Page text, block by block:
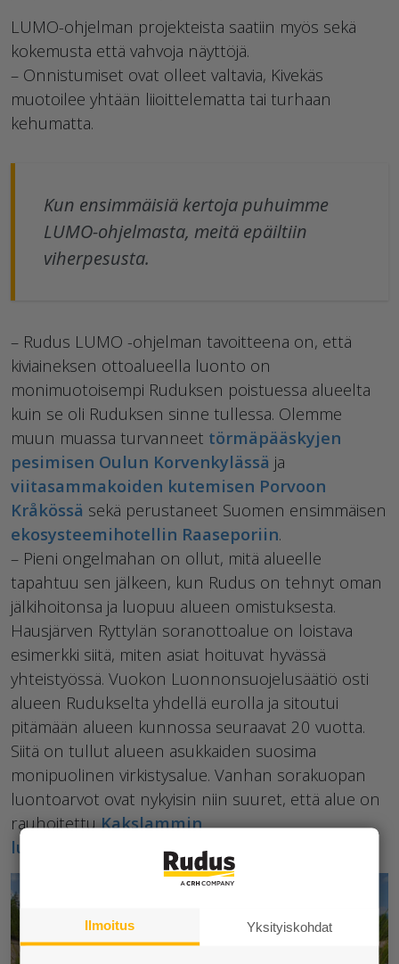
LUMO-ohjelman projekteista saatiin myös sekä
kokemusta että vahvoja näyttöjä.
– Onnistumiset ovat olleet valtavia, Kivekäs
muotoilee yhtään liioittelematta tai turhaan
kehumatta.
Kun ensimmäisiä kertoja puhuimme
LUMO-ohjelmasta, meitä epäiltiin
viherpesusta.
– Rudus LUMO -ohjelman tavoitteena on, että
kiviaineksen ottoalueella luonto on
monimuotoisempi Ruduksen poistuessa alueelta
kuin se oli Ruduksen sinne tullessa. Olemme
muun muassa turvanneet törmäpääskyjen
pesimisen Oulun Korvenkylässä ja
viitasammakoiden kutemisen Porvoon
Kråkössä sekä perustaneet Suomen ensimmäisen
ekosysteemihotellin Raaseporiin.
– Pieni ongelmahan on ollut, mitä alueelle
tapahtuu sen jälkeen, kun Rudus on tehnyt oman
jälkihoitonsa ja luopuu alueen omistuksesta.
Hausjärven Ryttylän soranottoalue on loistava
esimerkki siitä, miten asiat hoituvat hyvässä
yhteistyössä. Vuokon Luonnonsuojelusäätiö osti
alueen Rudukselta yhdellä eurolla ja sitoutui
pitämään alueen kunnossa seuraavat 20 vuotta.
Siitä on tullut alueen asukkaiden suosima
monipuolinen virkistysalue. Vanhan sorakuopan
luontoarvot ovat nykyisin niin suuret, että alue on
rauhoitettuKakslammin
luonnonsuojelualueeksi.
Ilmoitus Yksityiskohdat